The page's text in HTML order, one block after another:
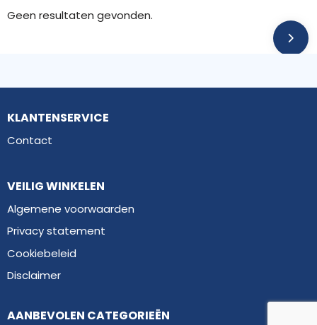
Geen resultaten gevonden.
KLANTENSERVICE
Contact
VEILIG WINKELEN
Algemene voorwaarden
Privacy statement
Cookiebeleid
Disclaimer
AANBEVOLEN CATEGORIEËN